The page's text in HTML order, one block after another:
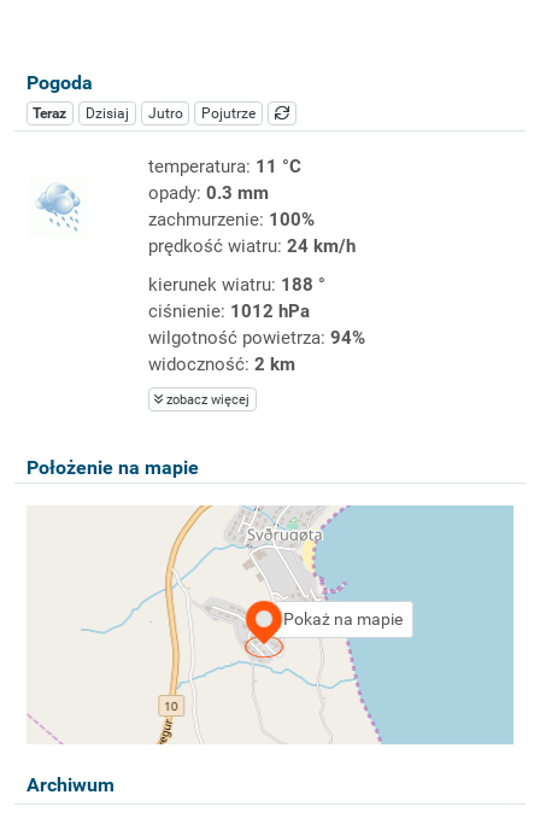
Pogoda
Teraz Dzisiaj Jutro Pojutrze
temperatura: 11 °C
opady: 0.3 mm
zachmurzenie: 100%
prędkość wiatru: 24 km/h
kierunek wiatru: 188 °
ciśnienie: 1012 hPa
wilgotność powietrza: 94%
widoczność: 2 km
zobacz więcej
Położenie na mapie
Pokaż na mapie
Archiwum